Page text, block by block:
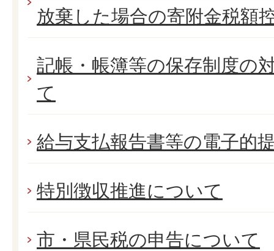
放棄した場合の寄附金税額
記帳・帳簿等の保存制度の
て
給与支払報告書等の電子的
特別徴収推進について
市・県民税の申告について